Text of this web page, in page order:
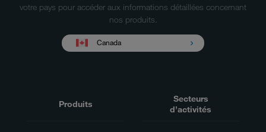
votre pays pour accéder aux informations détaillées concernant
nos produits.
Canada
Produits
Secteurs
d’activités